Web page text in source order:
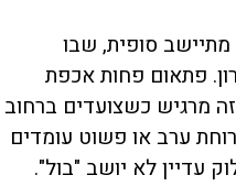
סופית, שבו
פתאום פחות אכפת
מרגיש כשצועדים ברחוב
ערב או פשוט עומדים
עדיין לא יושב "בול".